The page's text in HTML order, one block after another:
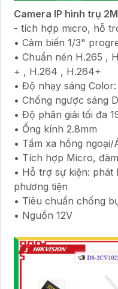
Camera IP hình trụ
- tích hợp micro, hỗ
• Cảm biến 1/3"
• Chuẩn nén H.265 ,
+ , H.264 , H.264+
• Độ nhạy sáng Color:
• Chống ngược sáng
• Độ phân giải tối đa
• Ống kính 2.8mm
• Tầm xa hồng
• Tích hợp Micro,
• Hỗ trợ sự kiện:
phương tiện
• Tiêu chuẩn chống
• Nguồn 12V